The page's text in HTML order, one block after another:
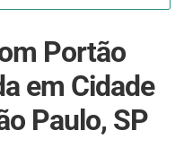
Portão
em Cidade
Paulo, SP